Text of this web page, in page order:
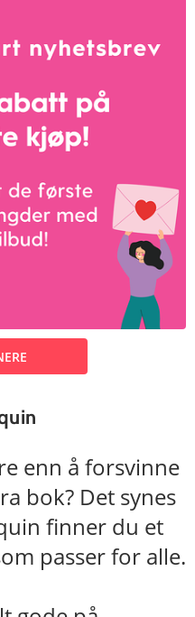
enn å forsvinne
bok? Det synes
finner du et
passer for alle.